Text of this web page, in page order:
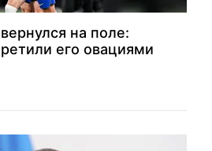
на поле:
его овациями